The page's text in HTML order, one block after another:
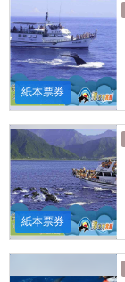
紙本票券
紙本票券